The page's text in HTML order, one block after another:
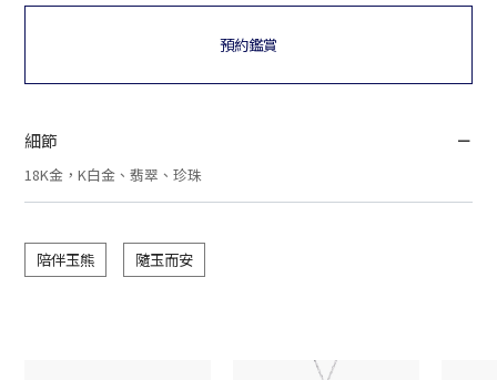
預約鑑賞
細節
18K金，K白金、翡翠、珍珠
陪伴玉熊 隨玉而安